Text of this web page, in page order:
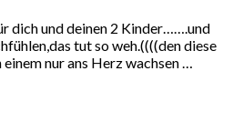
dich und deinen 2 Kinder…….und
tut so weh.((((den diese
nur ans Herz wachsen …